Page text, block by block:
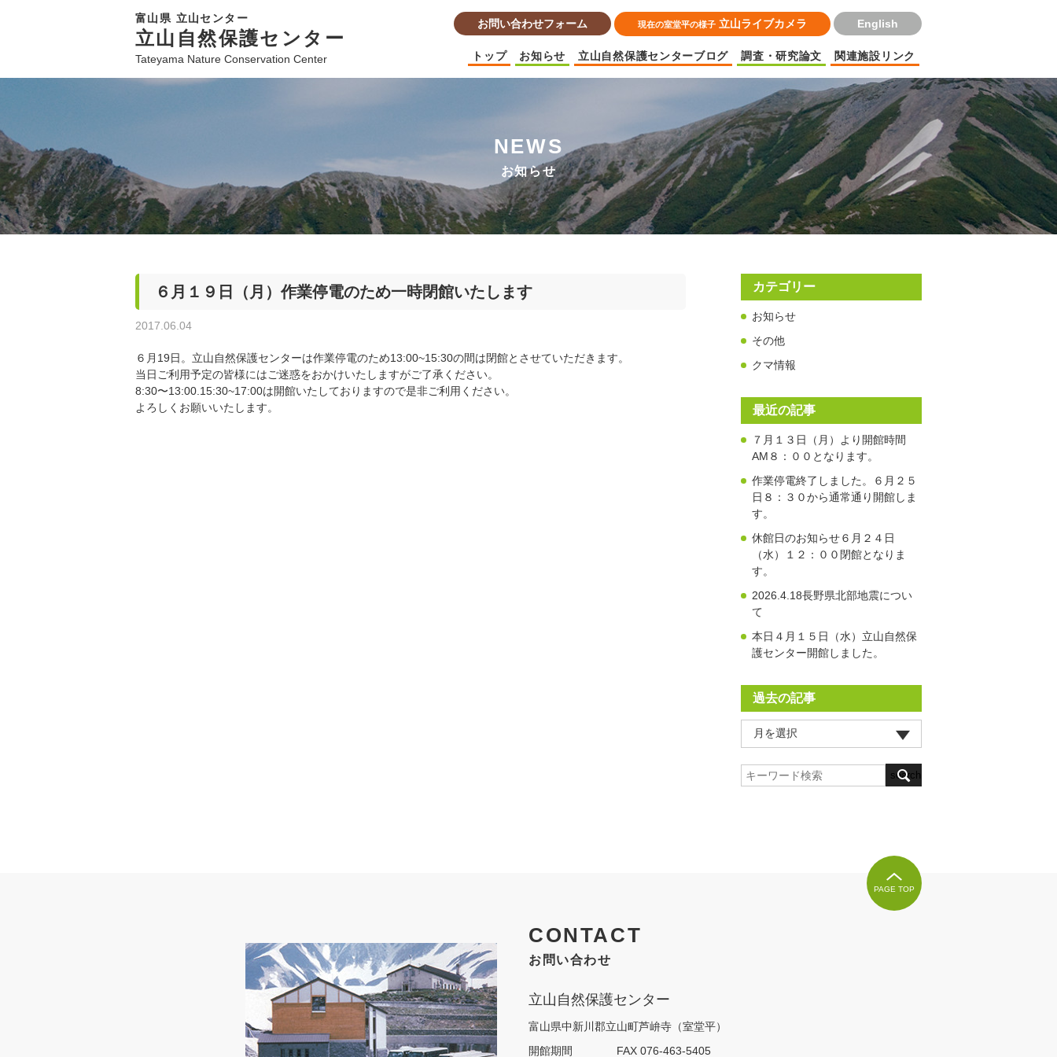
富山県 立山センター
立山自然保護センター
Tateyama Nature Conservation Center
お問い合わせフォーム 現在の室堂平の様子 立山ライブカメラ English
トップ お知らせ 立山自然保護センターブログ 調査・研究論文 関連施設リンク
NEWS
お知らせ
６月１９日（月）作業停電のため一時閉館いたします
2017.06.04
６月19日。立山自然保護センターは作業停電のため13:00~15:30の間は閉館とさせていただきます。
当日ご利用予定の皆様にはご迷惑をおかけいたしますがご了承ください。
8:30〜13:00.15:30~17:00は開館いたしておりますので是非ご利用ください。
よろしくお願いいたします。
カテゴリー
お知らせ
その他
クマ情報
最近の記事
７月１３日（月）より開館時間
AM８：００となります。
作業停電終了しました。６月２５
日８：３０から通常通り開館しま
す。
休館日のお知らせ６月２４日
（水）１２：００閉館となりま
す。
2026.4.18長野県北部地震につい
て
本日４月１５日（水）立山自然保
護センター開館しました。
過去の記事
PAGE TOP
CONTACT
お問い合わせ
立山自然保護センター
富山県中新川郡立山町芦峅寺（室堂平）
開館期間 FAX 076-463-5405